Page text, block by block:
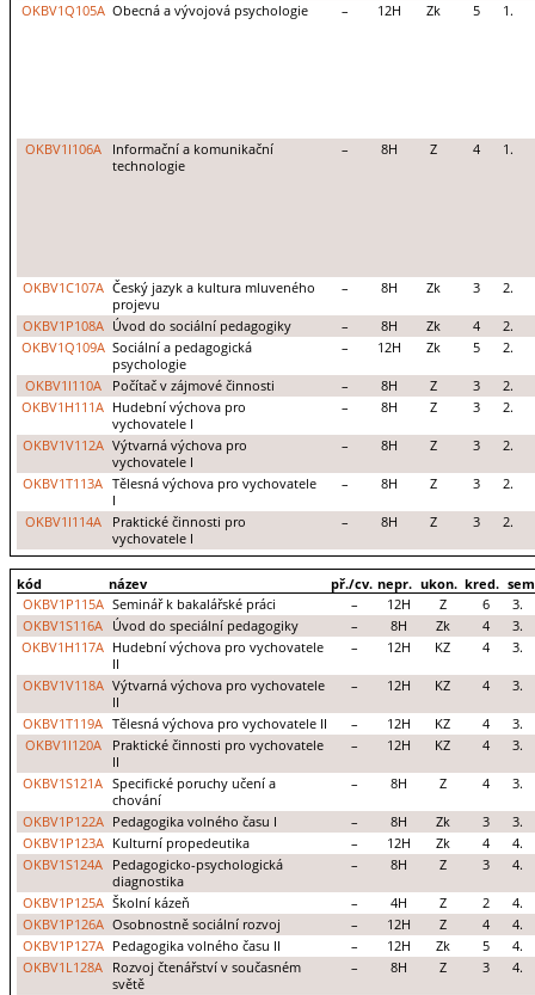
OKBV1Q105A Obecná a vývojová psychologie – 12H Zk 5 1.
OKBV1I106A
Informační a komunikační
technologie
– 8H Z 4 1.
OKBV1C107A Český jazyk a kultura mluveného
projevu
– 8H Zk 3 2.
OKBV1P108A Úvod do sociální pedagogiky – 8H Zk 4
2.
OKBV1Q109A Sociální a pedagogická
psychologie
– 12H Zk 5 2.
OKBV1I110A Počítač v zájmové činnosti – 8H Z 3
2.
OKBV1H111A Hudební výchova pro
vychovatele I
– 8H Z 3 2.
OKBV1V112A Výtvarná výchova pro
vychovatele I
– 8H Z 3 2.
OKBV1T113A Tělesná výchova pro vychovatele
I
– 8H Z 3 2.
OKBV1I114A
Praktické činnosti pro
vychovatele I
– 8H Z 3 2.
kód název př./cv. nepr. ukon. kred.
OKBV1P115A Seminář k bakalářské práci – 12H Z 6
3.
OKBV1S116A
Úvod do speciální pedagogiky – 8H Zk 4
3.
OKBV1H117A Hudební výchova pro vychovatele
II
– 12H KZ 4 3.
OKBV1V118A Výtvarná výchova pro vychovatele
II
– 12H KZ 4 3.
OKBV1T119A Tělesná výchova pro vychovatele II – 12H KZ 4
3.
OKBV1I120A
Praktické činnosti pro vychovatele
II
– 12H KZ 4 3.
OKBV1S121A Specifické poruchy učení a
chování
– 8H Z 4 3.
OKBV1P122A Pedagogika volného času I – 8H Zk 3
3.
OKBV1P123A
Kulturní propedeutika – 12H Zk 4
4.
OKBV1S124A
Pedagogicko-psychologická
diagnostika
– 8H Z 3 4.
OKBV1P125A Školní kázeň – 4H Z 2
4.
OKBV1P126A Osobnostně sociální rozvoj – 12H Z 4
4.
OKBV1P127A
Pedagogika volného času II – 12H Zk 5
4.
OKBV1L128A
Rozvoj čtenářství v současném
světě
– 8H Z 3 4.